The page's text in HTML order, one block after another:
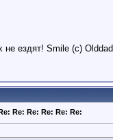
не ездят! Smile (c) Olddad
Re: Re: Re: Re: Re: